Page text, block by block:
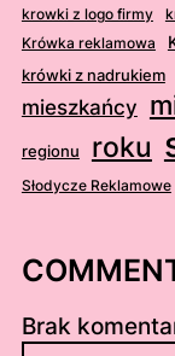
krowki z logo firmy
Krówka reklamowa
krówki z nadrukiem
mieszkańcy
regionu roku
Słodycze Reklamowe
Brak